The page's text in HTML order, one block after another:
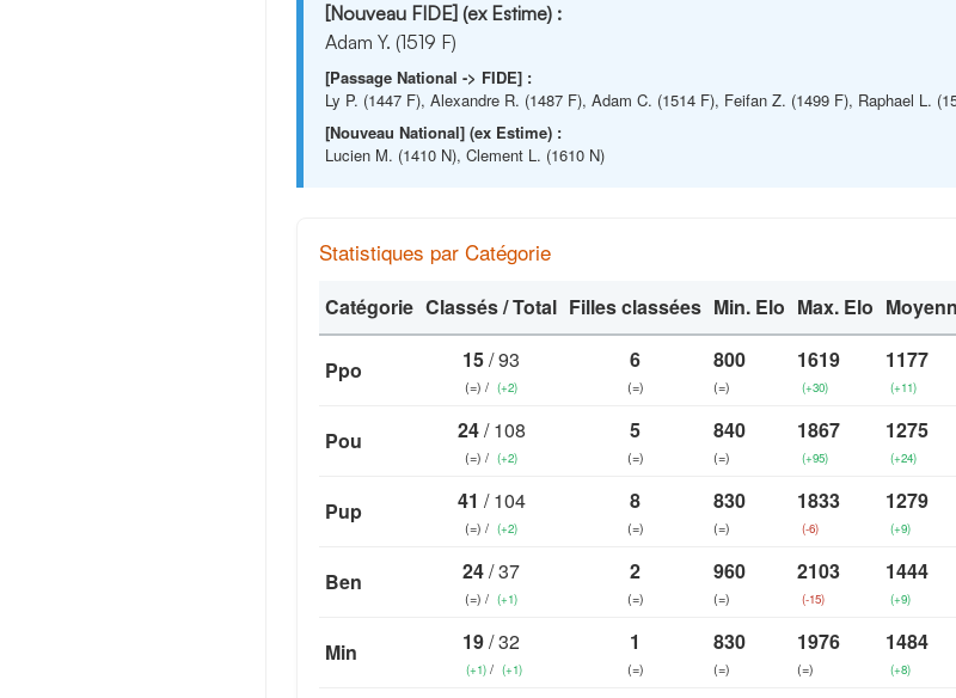
[Nouveau FIDE] (ex Estime) :
Adam Y. (1519 F)
[Passage National -> FIDE] :
Ly P. (1447 F), Alexandre R. (1487 F), Adam C. (1514 F), Feifan Z. (1499 F), Raphael L.
[Nouveau National] (ex Estime) :
Lucien M. (1410 N), Clement L. (1610 N)
Statistiques par Catégorie
Catégorie Classés / Total Filles classées Min. Elo Max. Elo
Ppo 15/ 93
(=) / (+2)
6
(=)
800
(=)
1619
(+30)
1177
(+11)
Pou 24/ 108
(=) / (+2)
5
(=)
840
(=)
1867
(+95)
1275
(+24)
Pup 41 / 104
(=) / (+2)
8
(=)
830
(=)
1833
(-6)
1279
(+9)
Ben 24/ 37
(=) / (+1)
2
(=)
960
(=)
2103
(-15)
1444
(+9)
Min 19/ 32
(+1)/ (+1)
1
(=)
830
(=)
1976
(=)
1484
(+8)